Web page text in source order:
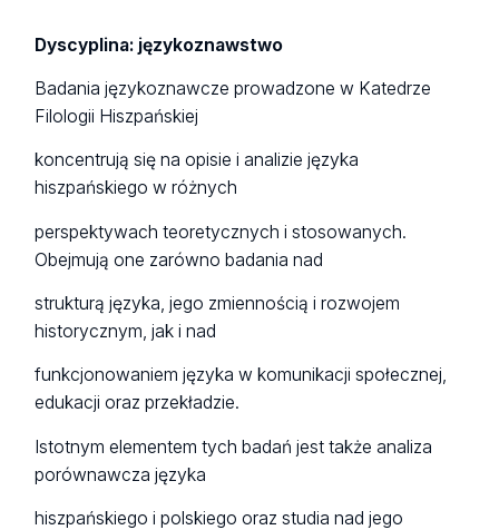
Dyscyplina: językoznawstwo
Badania językoznawcze prowadzone w Katedrze
Filologii Hiszpańskiej
koncentrują się na opisie i analizie języka
hiszpańskiego w różnych
perspektywach teoretycznych i stosowanych.
Obejmują one zarówno badania nad
strukturą języka, jego zmiennością i rozwojem
historycznym, jak i nad
funkcjonowaniem języka w komunikacji społecznej,
edukacji oraz przekładzie.
Istotnym elementem tych badań jest także analiza
porównawcza języka
hiszpańskiego i polskiego oraz studia nad jego